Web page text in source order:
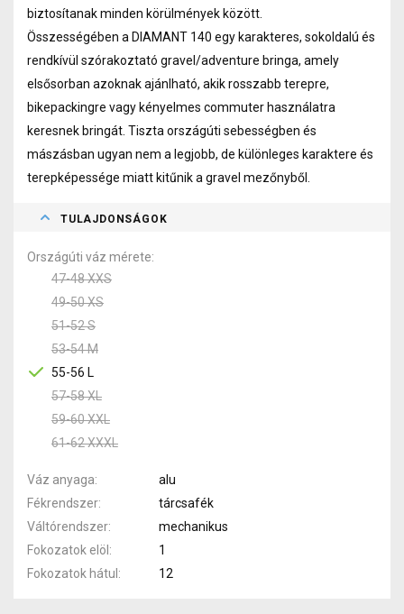
biztosítanak minden körülmények között.
Összességében a DIAMANT 140 egy karakteres, sokoldalú és
rendkívül szórakoztató gravel/adventure bringa, amely
elsősorban azoknak ajánlható, akik rosszabb terepre,
bikepackingre vagy kényelmes commuter használatra
keresnek bringát. Tiszta országúti sebességben és
mászásban ugyan nem a legjobb, de különleges karaktere és
terepképessége miatt kitűnik a gravel mezőnyből.
TULAJDONSÁGOK
Országúti váz mérete
47-48 XXS
49-50 XS
51-52 S
53-54 M
55-56 L
57-58 XL
59-60 XXL
61-62 XXXL
Váz anyaga
alu
Fékrendszer
tárcsafék
Váltórendszer
mechanikus
Fokozatok elöl
1
Fokozatok hátul
12